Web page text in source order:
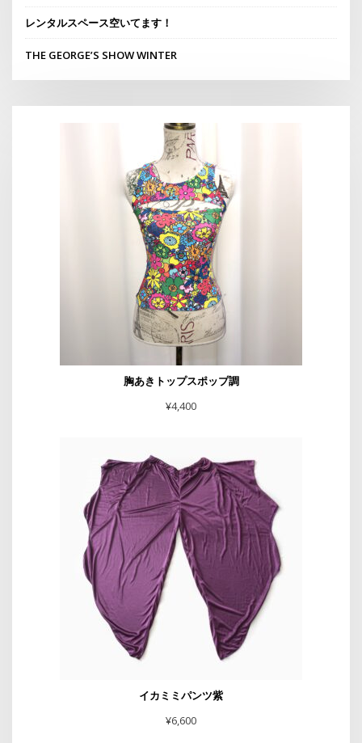
レンタルスペース空いてます！
THE GEORGE’S SHOW WINTER
胸あきトップスポップ調
¥4,400
イカミミパンツ紫
¥6,600